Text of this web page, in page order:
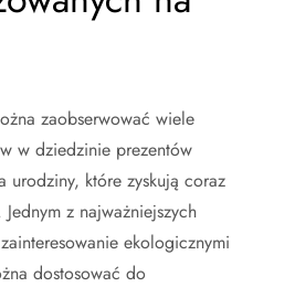
zaobserwować wiele
w dziedzinie prezentów
urodziny, które zyskują coraz
z najważniejszych
ekologicznymi
dostosować do